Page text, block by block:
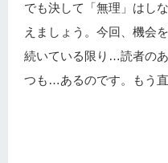
でも決して「無理」はし
えましょう。今回、機会
続いている限り…読者の
つも…あるのです。もう